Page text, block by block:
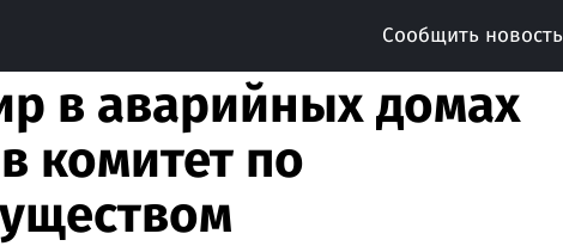
Сообщить новость
в аварийных домах
комитет по